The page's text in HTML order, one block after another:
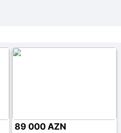
89 000 AZN